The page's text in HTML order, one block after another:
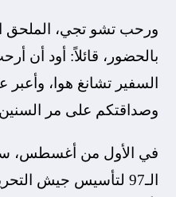
ورحب تشو تجي، الملحق
بالحضور، قائلاً: أود أن
السفير تشانغ هوا، وأعبر
وصداقتكم على مر
في الأول من أغسطس،
الـ97 لتأسيس جيش